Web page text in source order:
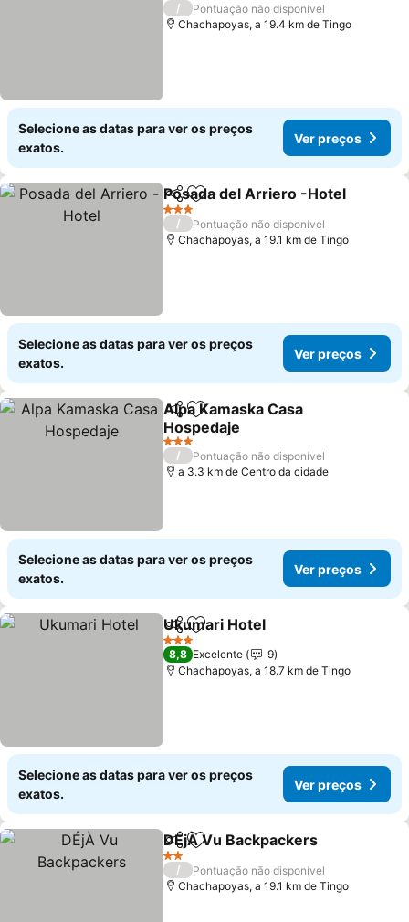
/
Pontuação não disponível
Chachapoyas, a 19.4 km de Tingo
Selecione as datas para ver os preços
exatos.
Ver preços
PartilharAdicionar aos favoritos
Posada del Arriero -Hotel
3 Estrelas
/
Pontuação não disponível
Chachapoyas, a 19.1 km de Tingo
Selecione as datas para ver os preços
exatos.
Ver preços
PartilharAdicionar aos favoritos
Alpa Kamaska Casa
Hospedaje
Ver preços
3 Estrelas
/
Pontuação não disponível
a 3.3 km de Centro da cidade
Selecione as datas para ver os preços
exatos.
Ver preços
PartilharAdicionar aos favoritos
Ukumari Hotel
3 Estrelas
8,8 Excelente
9
Chachapoyas, a 18.7 km de Tingo
Selecione as datas para ver os preços
exatos.
Ver preços
PartilharAdicionar aos favoritos
DÉjÀ Vu Backpackers
2 Estrelas
/
Pontuação não disponível
Chachapoyas, a 19.1 km de Tingo